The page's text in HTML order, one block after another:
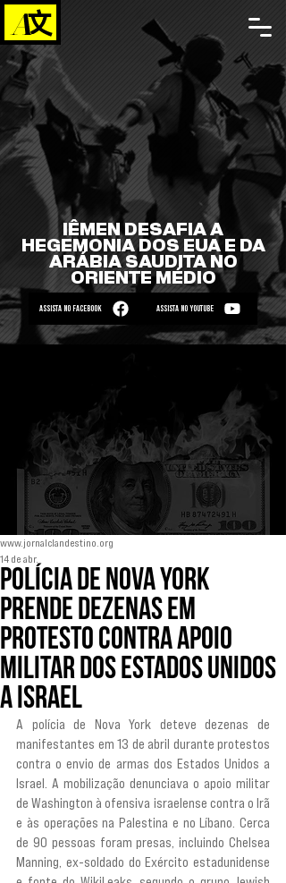
IÊMEN DESAFIA A
HEGEMONIA DOS EUA E DA
ARÁBIA SAUDITA NO
ORIENTE MÉDIO
ASSISTA NO FACEBOOK ASSISTA NO YOUTUBE
Polícia de Nova York
prende dezenas em
protesto contra apoio
militar dos Estados Unidos
a Israel
www.jornalclandestino.org
14 de abr.
A polícia de Nova York deteve dezenas de
manifestantes em 13 de abril durante protestos
contra o envio de armas dos Estados Unidos a
Israel. A mobilização denunciava o apoio militar
de Washington à ofensiva israelense contra o Irã
e às operações na Palestina e no Líbano. Cerca
de 90 pessoas foram presas, incluindo Chelsea
Manning, ex-soldado do Exército estadunidense